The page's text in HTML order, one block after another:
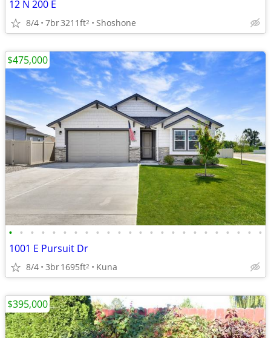
12 N 200 E
8/4 7br3211ft2 Shoshone
• • • • • • • • • • • • • • • • • • • • • • • •
1001 E Pursuit Dr
8/4 3br1695ft2 Kuna
$475,000
$395,000